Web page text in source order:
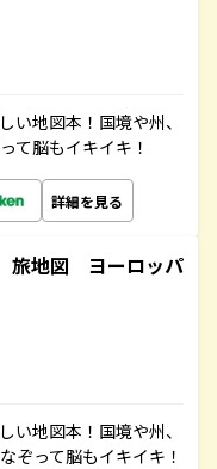
い地図本！国境や州、
て脳もイキイキ！
詳細を見る
旅地図 ヨーロッパ
い地図本！国境や州、
ぞって脳もイキイキ！